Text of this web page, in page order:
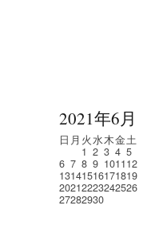
2021年6月
日 月 火水木金土
1 2 3 4 5
6 7 8 9 101112
13141516171819
20212223242526
27282930